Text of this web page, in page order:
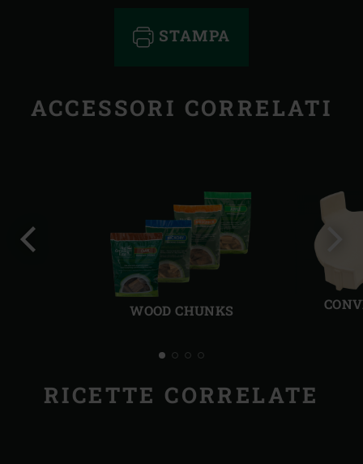
STAMPA
ACCESSORI CORRELATI
WOOD CHUNKS
RICETTE CORRELATE